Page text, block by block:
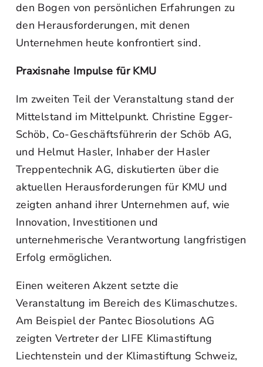
den Bogen von persönlichen Erfahrungen zu
den Herausforderungen, mit denen
Unternehmen heute konfrontiert sind.
Praxisnahe Impulse für KMU
Im zweiten Teil der Veranstaltung stand der
Mittelstand im Mittelpunkt. Christine Egger-
Schöb, Co-Geschäftsführerin der Schöb AG,
und Helmut Hasler, Inhaber der Hasler
Treppentechnik AG, diskutierten über die
aktuellen Herausforderungen für KMU und
zeigten anhand ihrer Unternehmen auf, wie
Innovation, Investitionen und
unternehmerische Verantwortung langfristigen
Erfolg ermöglichen.
Einen weiteren Akzent setzte die
Veranstaltung im Bereich des Klimaschutzes.
Am Beispiel der Pantec Biosolutions AG
zeigten Vertreter der LIFE Klimastiftung
Liechtenstein und der Klimastiftung Schweiz,